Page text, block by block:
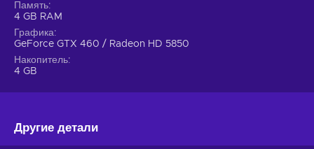
Память
4 GB RAM
Графика
GeForce GTX 460 / Radeon HD 5850
Накопитель
4 GB
Другие детали